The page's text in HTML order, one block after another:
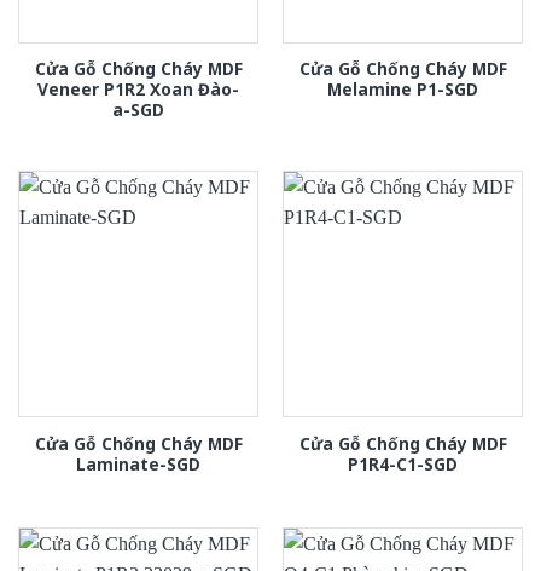
Cửa Gỗ Chống Cháy MDF
Veneer P1R2 Xoan Đào-
a-SGD
Cửa Gỗ Chống Cháy MDF
Melamine P1-SGD
Cửa Gỗ Chống Cháy MDF
Laminate-SGD
Cửa Gỗ Chống Cháy MDF
P1R4-C1-SGD